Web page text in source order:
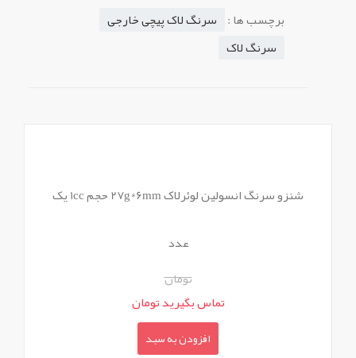
برچسب ها : سرنگ لاک پیچی خارجی
سرنگ لاک
شنزو سرنگ انسولین لوئرلاک 27g*6mm حجم 1cc یک
عدد
تومان
تماس بگیرید تومان
افزودن به سبد